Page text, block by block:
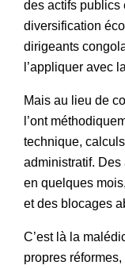
des actifs publics
diversification
dirigeants
l’appliquer avec
Mais au lieu de
l’ont
technique,
administratif.
en quelques
et des blocages
C’est là la
propres